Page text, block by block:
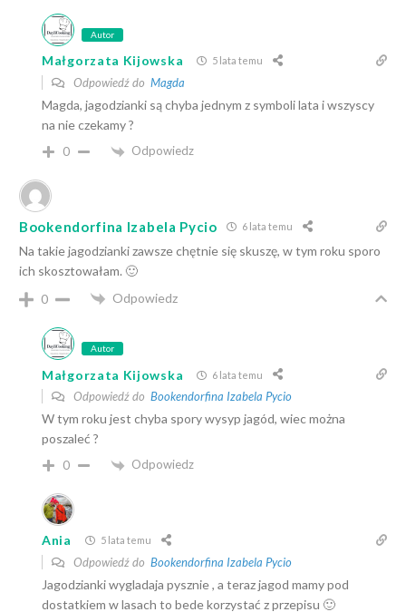
Autor
Małgorzata Kijowska 5 lata temu
Odpowiedź do Magda
Magda, jagodzianki są chyba jednym z symboli lata i wszyscy
na nie czekamy ?
0 Odpowiedz
Bookendorfina Izabela Pycio 6 lata temu
Na takie jagodzianki zawsze chętnie się skuszę, w tym roku sporo
ich skosztowałam. 🙂
0
Odpowiedz
Autor
Małgorzata Kijowska 6 lata temu
Odpowiedź do Bookendorfina Izabela Pycio
W tym roku jest chyba spory wysyp jagód, wiec można
poszaleć ?
0 Odpowiedz
Ania 5 lata temu
Odpowiedź do Bookendorfina Izabela Pycio
Jagodzianki wygladaja pysznie , a teraz jagod mamy pod
dostatkiem w lasach to bede korzystać z przepisu 🙂